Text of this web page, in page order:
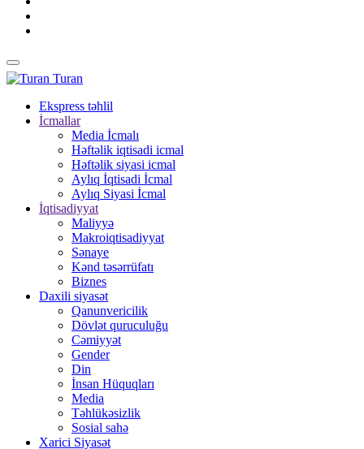
Turan
Ekspress təhlil
İcmallar
Media İcmalı
Həftəlik iqtisadi icmal
Həftəlik siyasi icmal
Aylıq İqtisadi İcmal
Aylıq Siyasi İcmal
İqtisadiyyat
Maliyyə
Makroiqtisadiyyat
Sənaye
Kənd təsərrüfatı
Biznes
Daxili siyasət
Qanunvericilik
Dövlət quruculuğu
Cəmiyyət
Gender
Din
İnsan Hüquqları
Media
Təhlükəsizlik
Sosial sahə
Xarici Siyasət